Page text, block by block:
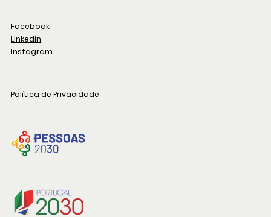
Facebook
Linkedin
Instagram
Política de Privacidade